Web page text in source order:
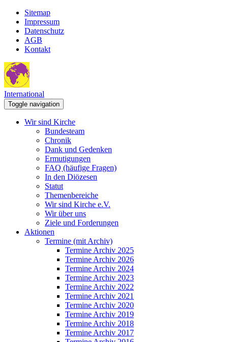
Sitemap
Impressum
Datenschutz
AGB
Kontakt
International
Toggle navigation
Wir sind Kirche
Bundesteam
Chronik
Dank und Gedenken
Ermutigungen
FAQ (häufige Fragen)
In den Diözesen
Statut
Themenbereiche
Wir sind Kirche e.V.
Wir über uns
Ziele und Forderungen
Aktionen
Termine (mit Archiv)
Termine Archiv 2025
Termine Archiv 2026
Termine Archiv 2024
Termine Archiv 2023
Termine Archiv 2022
Termine Archiv 2021
Termine Archiv 2020
Termine Archiv 2019
Termine Archiv 2018
Termine Archiv 2017